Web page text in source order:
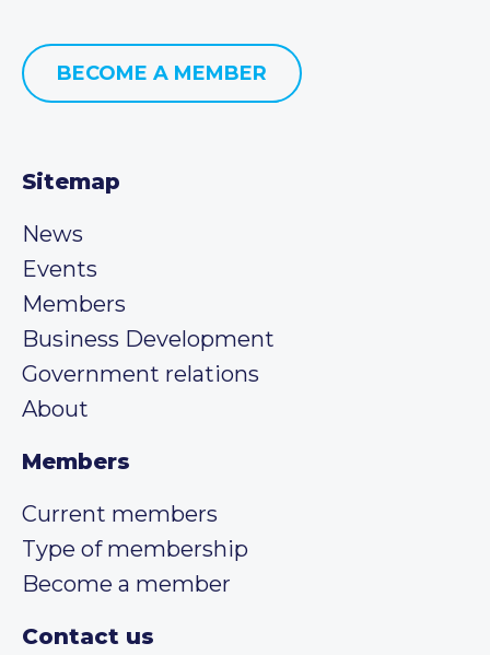
BECOME A MEMBER
Sitemap
News
Events
Members
Business Development
Government relations
About
Members
Current members
Type of membership
Become a member
Contact us